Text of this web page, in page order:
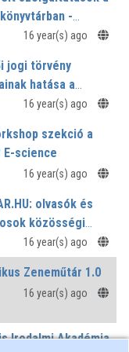
és a Debreceni
-
az Országos
16 year(s) ago
jogi törvény
hatása a
16 year(s) ago
szekció a
E-science
16 year(s) ago
olvasók és
közösségi
16 year(s) ago
Zeneműtár 1.0
16 year(s) ago
Irodalmi Akadémia